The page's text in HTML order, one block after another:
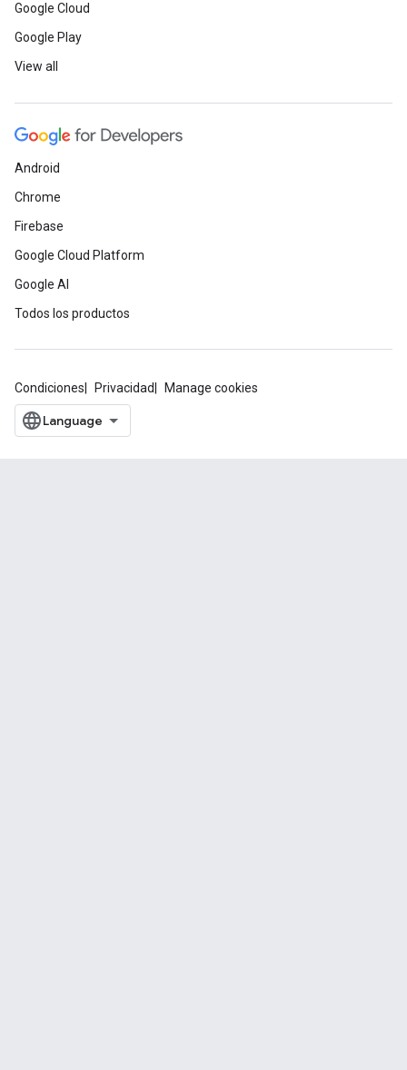
Google Cloud
Google Play
View all
Android
Chrome
Firebase
Google Cloud Platform
Google AI
Todos los productos
Condiciones Privacidad Manage cookies